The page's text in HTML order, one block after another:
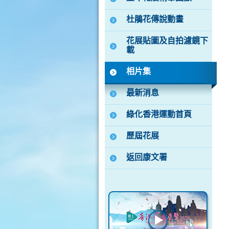
杜鵑花傳說動畫
花展貼圖及自拍濾鏡下
載
相片集
最新消息
綠化香港運動首頁
歷屆花展
返回康文署